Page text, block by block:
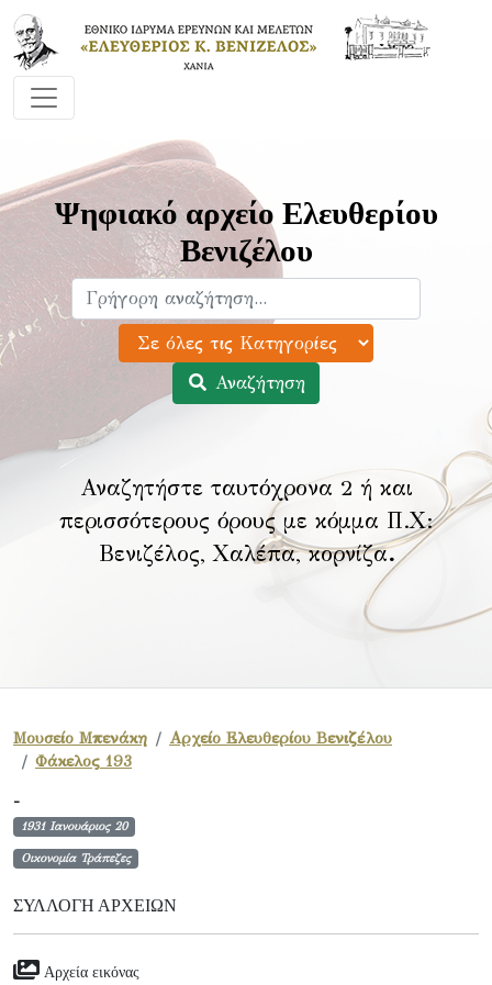
Ψηφιακό αρχείο Ελευθερίου
Βενιζέλου
Αναζήτηση
Αναζητήστε ταυτόχρονα 2 ή και
περισσότερους όρους με κόμμα Π.Χ:
Βενιζέλος, Χαλέπα, κορνίζα.
Μουσείο Μπενάκη
Αρχείο Ελευθερίου Βενιζέλου
Φάκελος 193
-
1931 Ιανουάριος 20
Οικονομία Τράπεζες
ΣΥΛΛΟΓΉ ΑΡΧΕΊΩΝ
Αρχεία εικόνας